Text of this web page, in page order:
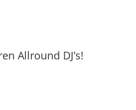
Allround DJ’s!